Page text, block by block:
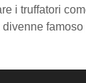
i truffatori